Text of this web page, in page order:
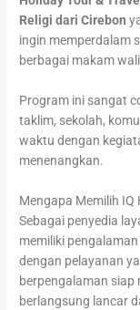
Religi dari Cirebon
ingin memperdalam
berbagai makam
Program ini sangat
taklim, sekolah,
waktu dengan
menenangkan.
Mengapa Memilih IQ
Sebagai penyedia
memiliki
dengan pelayanan
berpengalaman
berlangsung lancar